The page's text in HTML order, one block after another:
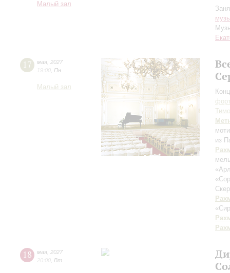
Малый зал
17 мая 2027
19:00 Пн
Малый зал
из
18 мая 2027
20:00 Вт